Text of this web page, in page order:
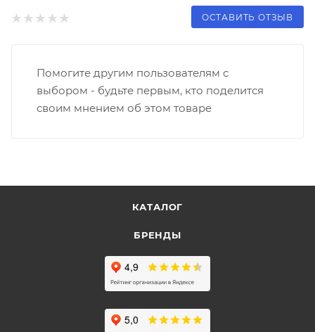
ОСТАВИТЬ ОТЗЫВ
Помогите другим пользователям с
выбором - будьте первым, кто поделится
своим мнением об этом товаре
КАТАЛОГ
БРЕНДЫ